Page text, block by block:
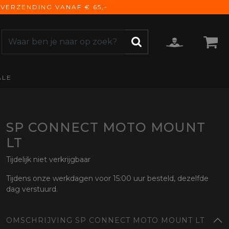
VANAF € 65,-
SP CONNECT MOTO MOUNT
LT
Tijdelijk niet verkrijgbaar
Tijdens onze werkdagen voor 15:00 uur besteld, dezelfde
dag verstuurd.
OMSCHRIJVING SP CONNECT MOTO MOUNT LT